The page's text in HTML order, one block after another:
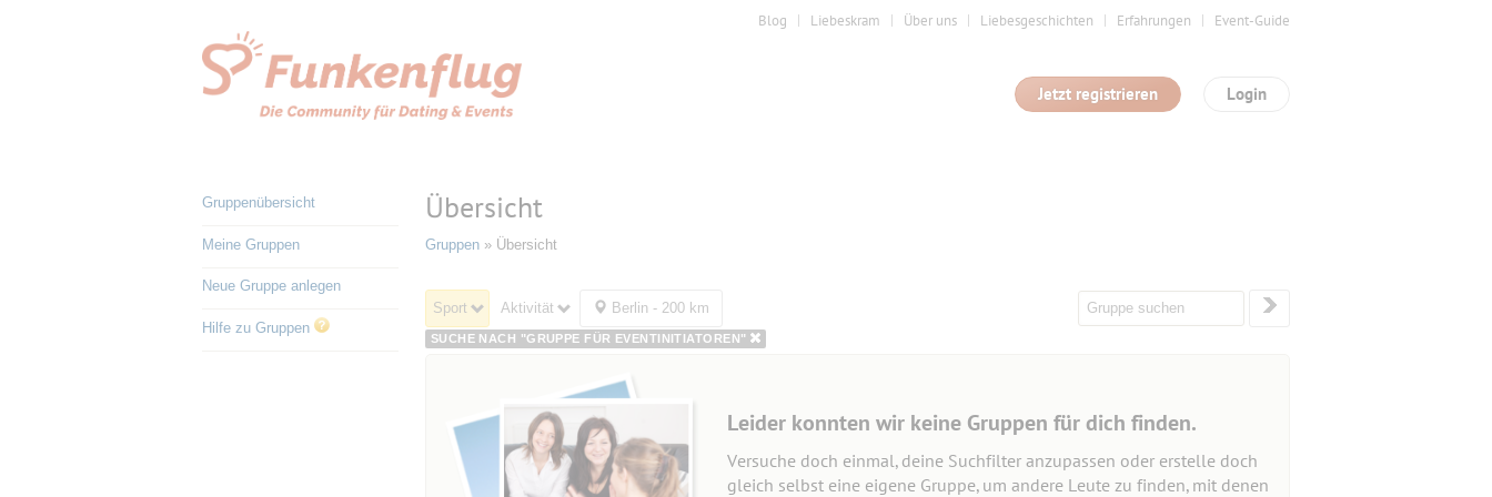
Blog Liebeskram Über uns Liebesgeschichten Erfahrungen Event-Guide
Login
Jetzt registrieren
Gruppenübersicht
Meine Gruppen
Neue Gruppe anlegen
Hilfe zu Gruppen
Übersicht
Gruppen» Übersicht
Sport Aktivität Berlin - 200 km
SUCHE NACH "GRUPPE FÜR EVENTINITIATOREN"
Leider konnten wir keine Gruppen für dich finden.
Versuche doch einmal, deine Suchfilter anzupassen oder erstelle doch
gleich selbst eine eigene Gruppe, um andere Leute zu finden, mit denen